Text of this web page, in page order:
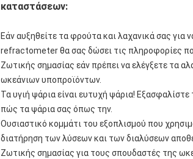
καταστάσεων:
Εάν αυξηθείτε τα φρούτα και λαχανικά σας για
refractometer θα σας δώσει τις πληροφορίες
Ζωτικής σημασίας εάν πρέπει να ελέγξετε τα
ωκεάνιων υποπροϊόντων.
Τα υγιή ψάρια είναι ευτυχή ψάρια!
πώς τα ψάρια σας όπως την.
Ουσιαστικό κομμάτι του εξοπλισμού που
διατήρηση των λύσεων και των διαλύσεων
Ζωτικής σημασίας για τους σπουδαστές της